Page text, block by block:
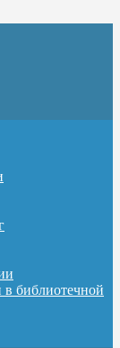
библиотечной